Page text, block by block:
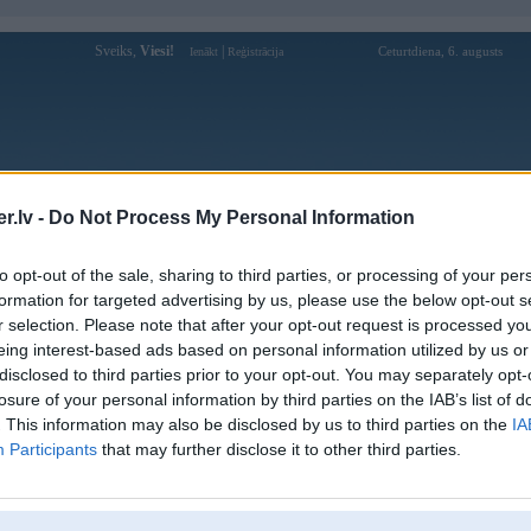
- Do Not Process My Personal Information
opt-out of the sale, sharing to third parties, or processing of your
for targeted advertising by us, please use the below opt-out
selection. Please note that after your opt-out request is processed
interest-based ads based on personal information utilized by us
to third parties prior to your opt-out. You may separately
of your personal information by third parties on the IAB’s list of
This information may also be disclosed by us to third parties on the
Participants that may further disclose it to other third parties.
Sveiks, Viesi! Ienākt Reģistrācija Ceturtdiena, 6. augusts
Forums Galerijas Reģistrācija Lietotāji
Lietotāja RalfsTeters profils
Pēdējo reizi manīts: 01. Sep 2016, 19:15
Lietotājvārds:
RalfsTeters
Ziņojumi forumā:
38
[Pēdējie ziņojumi forumā]